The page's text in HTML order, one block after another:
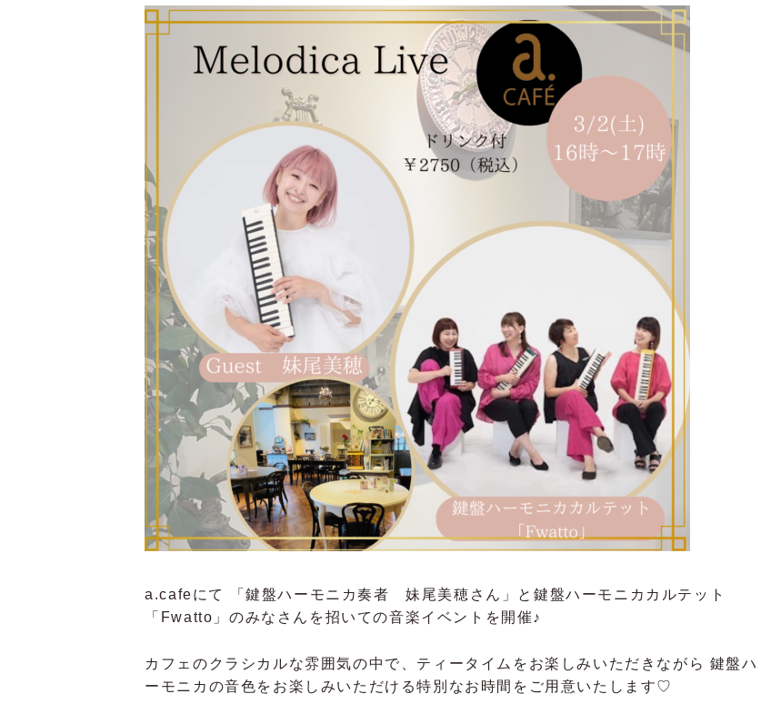
a.cafeにて 「鍵盤ハーモニカ奏者 妹尾美穂さん」と鍵盤ハーモニカカルテット
「Fwatto」のみなさんを招いての音楽イベントを開催♪
カフェのクラシカルな雰囲気の中で、ティータイムをお楽しみいただきながら 鍵盤ハ
ーモニカの音色をお楽しみいただける特別なお時間をご用意いたします♡